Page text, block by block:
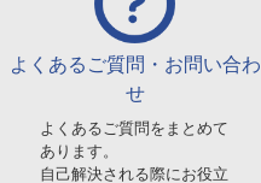
よくあるご質問・お問い合わ
せ
よくあるご質問をまとめて
あります。
自己解決される際にお役立